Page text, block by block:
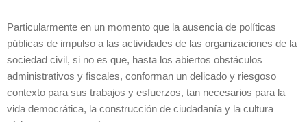
Particularmente en un momento que la ausencia de políticas
públicas de impulso a las actividades de las organizaciones de la
sociedad civil, si no es que, hasta los abiertos obstáculos
administrativos y fiscales, conforman un delicado y riesgoso
contexto para sus trabajos y esfuerzos, tan necesarios para la
vida democrática, la construcción de ciudadanía y la cultura